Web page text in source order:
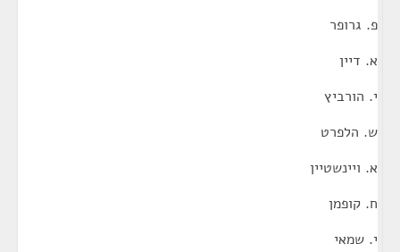
פ. גרופר
א. דיין
י. הורביץ
ש. הלפרט
א. ויינשטיין
ח. קופמן
י. שמאי